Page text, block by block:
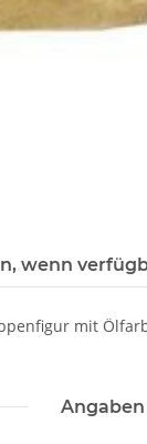
wenn
mit